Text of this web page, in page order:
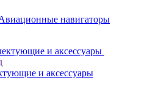
навигаторы
и аксессуары
и аксессуары